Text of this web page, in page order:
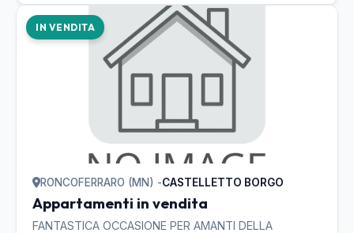
IN VENDITA
RONCOFERRARO (MN) -CASTELLETTO BORGO
Appartamenti in vendita
FANTASTICA OCCASIONE PER AMANTI DELLA